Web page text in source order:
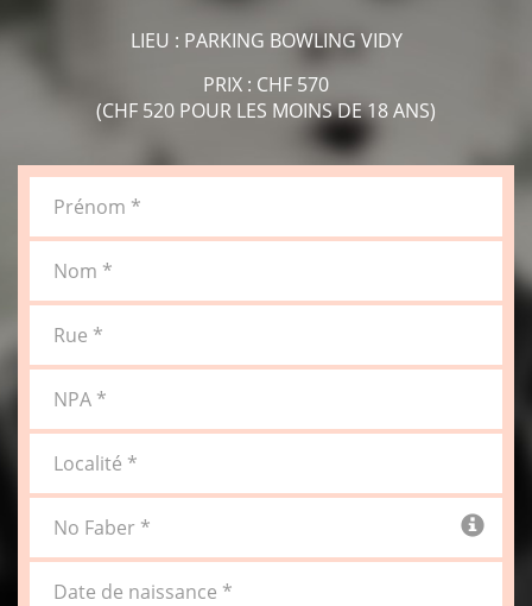
LIEU : PARKING BOWLING VIDY
PRIX : CHF 570
(CHF 520 POUR LES MOINS DE 18 ANS)
Prénom *
Nom *
Rue *
NPA *
Localité *
No Faber *
Date de naissance *